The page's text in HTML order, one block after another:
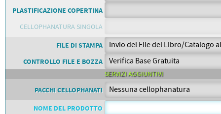
DORSALI TARGHE
GARA
NUMERI DA GARA MTB
PLASTIFICAZIONE COPERTINA
CELLOPHANATURA SINGOLA
FILE DI STAMPA
CONTROLLO FILE E BOZZA
SERVIZI AGGIUNTIVI
PACCHI CELLOPHANATI
NOME DEL PRODOTTO